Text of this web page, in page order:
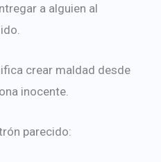
a alguien al
crear maldad desde
inocente.
parecido: